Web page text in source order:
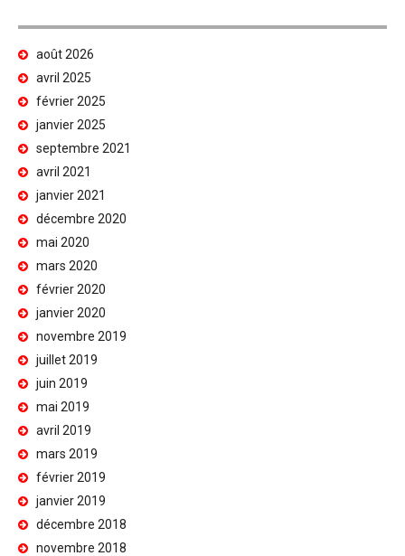
août 2026
avril 2025
février 2025
janvier 2025
septembre 2021
avril 2021
janvier 2021
décembre 2020
mai 2020
mars 2020
février 2020
janvier 2020
novembre 2019
juillet 2019
juin 2019
mai 2019
avril 2019
mars 2019
février 2019
janvier 2019
décembre 2018
novembre 2018